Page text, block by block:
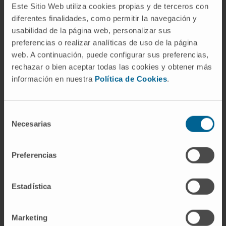
Este Sitio Web utiliza cookies propias y de terceros con
diferentes finalidades, como permitir la navegación y
usabilidad de la página web, personalizar sus
preferencias o realizar analíticas de uso de la página
web. A continuación, puede configurar sus preferencias,
rechazar o bien aceptar todas las cookies y obtener más
información en nuestra Política de Cookies.
Necesarias
Preferencias
Estadística
Marketing
largo de su vida, la gran mayoría, a partir de los
65 años.
Desde hace diez años, laterapia focal es la
técnica empleada contra este tumor en el 10%
de los pacientesdel Centro de Próstata de la
Clínica Universidad de Navarra. Esta técnica está
resonancia y que no desean tratamientos
aplicación “exige una selección rigurosa de los
caracterización del cáncer mediante la
transperineales empleando sistemas de fusión”.